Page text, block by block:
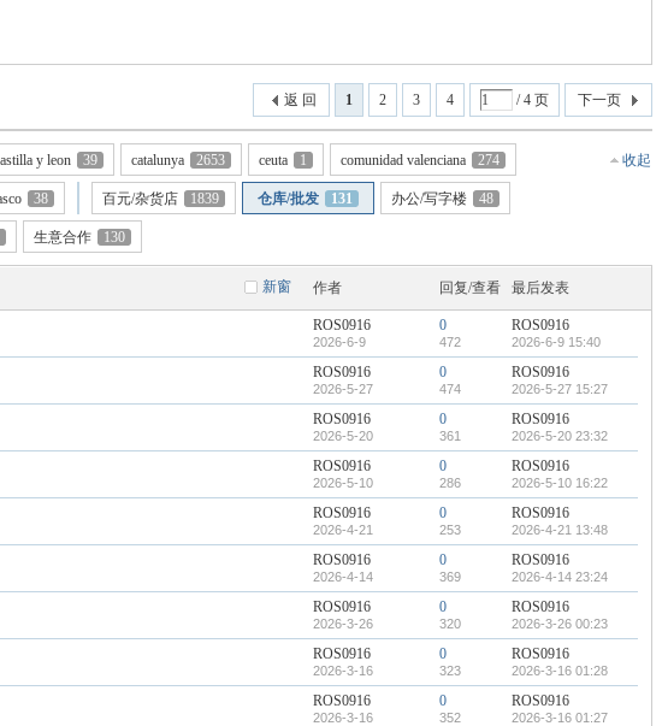
1 2 3 4 / 4 页 下一页
返 回
收起
y leon 39 catalunya 2653 ceuta 1 comunidad valenciana 274
38 百元/杂货店 1839 仓库/批发 131 办公/写字楼 48
生意合作 130
新窗 作者 回复/查看 最后发表
ROS0916
2026-6-9
0
472
ROS0916
2026-6-9 15:40
ROS0916
2026-5-27
0
474
ROS0916
2026-5-27 15:27
ROS0916
2026-5-20
0
361
ROS0916
2026-5-20 23:32
ROS0916
2026-5-10
0
286
ROS0916
2026-5-10 16:22
ROS0916
2026-4-21
0
253
ROS0916
2026-4-21 13:48
ROS0916
2026-4-14
0
369
ROS0916
2026-4-14 23:24
ROS0916
2026-3-26
0
320
ROS0916
2026-3-26 00:23
ROS0916
2026-3-16
0
323
ROS0916
2026-3-16 01:28
ROS0916
2026-3-16
0
352
ROS0916
2026-3-16 01:27